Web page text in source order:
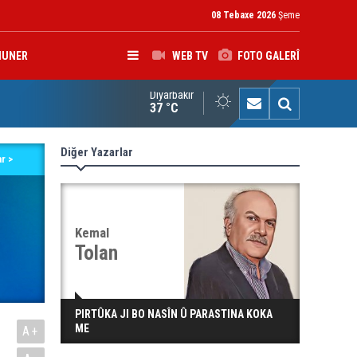
08 Tebaxe 2026 Şeme
WEB TV FOTO GALERÎ
Iraqê Fermandariya Operasyonên Rojhilatê Dîcleyê
Diyarbakır
37 °C
>
A+
Diğer Yazarlar
Kemal
Tolan
PIRTÛKA JI BO NASÎN Û PARASTINA KOKA
ME